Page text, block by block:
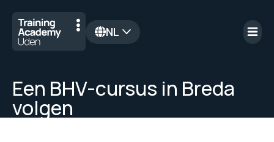
NL
Een BHV-cursus in Breda
volgen